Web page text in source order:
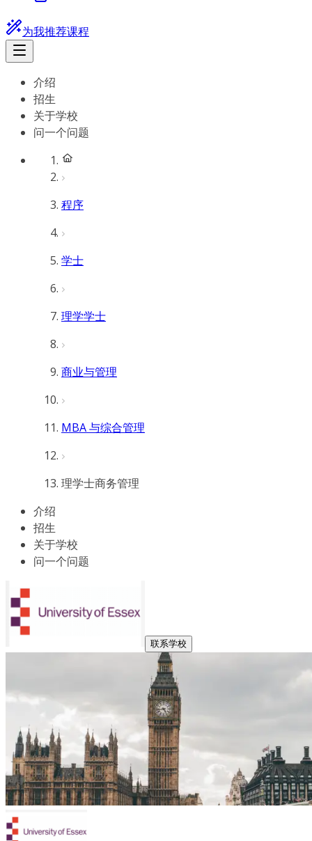
为我推荐课程
介绍
招生
关于学校
问一个问题
程序
学士
理学学士
商业与管理
MBA 与综合管理
理学士商务管理
介绍
招生
关于学校
问一个问题
联系学校